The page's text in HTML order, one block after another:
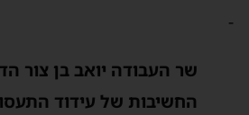
-
שר העבודה יואב בן צור
החשיבות של עידוד